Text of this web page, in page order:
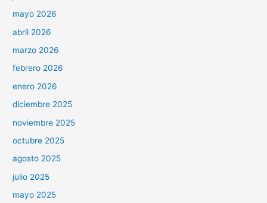
mayo 2026
abril 2026
marzo 2026
febrero 2026
enero 2026
diciembre 2025
noviembre 2025
octubre 2025
agosto 2025
julio 2025
mayo 2025